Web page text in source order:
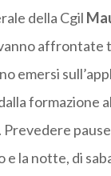
della Cgil
affrontate
emersi
formazione
Prevedere
e la notte, di